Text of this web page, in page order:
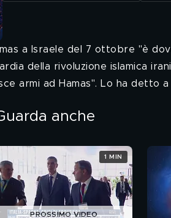
a Israele del 7 ottobre "è
della rivoluzione islamica
armi ad Hamas". Lo ha detto
anche
PROSSIMO VIDEO
1 MIN